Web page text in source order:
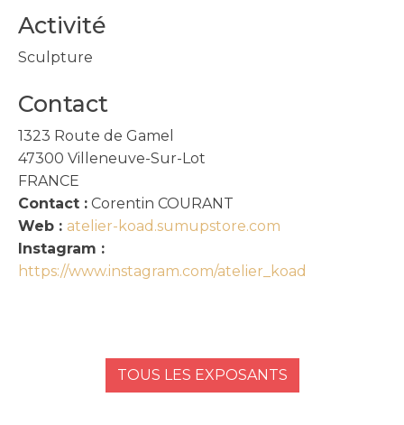
Activité
Sculpture
Contact
1323 Route de Gamel
47300 Villeneuve-Sur-Lot
FRANCE
Contact : Corentin COURANT
Web : atelier-koad.sumupstore.com
Instagram :
https://www.instagram.com/atelier_koad
TOUS LES EXPOSANTS